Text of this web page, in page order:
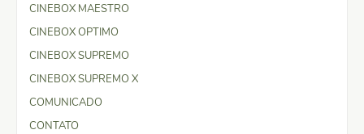
CINEBOX MAESTRO
CINEBOX OPTIMO
CINEBOX SUPREMO
CINEBOX SUPREMO X
COMUNICADO
CONTATO